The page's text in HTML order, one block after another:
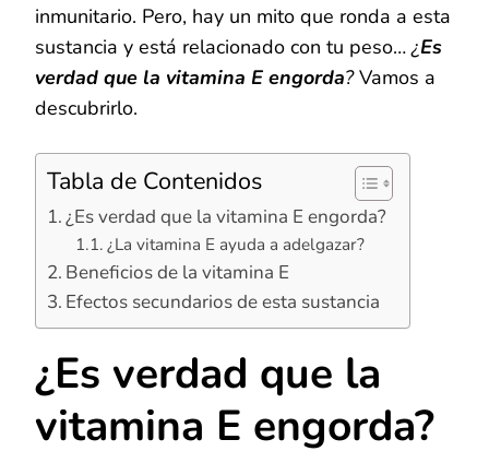
inmunitario. Pero, hay un mito que ronda a esta
sustancia y está relacionado con tu peso…¿Es
verdad que la vitamina E engorda?Vamos a
descubrirlo.
Tabla de Contenidos
¿Es verdad que la vitamina E engorda?
¿La vitamina E ayuda a adelgazar?
Beneficios de la vitamina E
Efectos secundarios de esta sustancia
¿Es verdad que la
vitamina E engorda?